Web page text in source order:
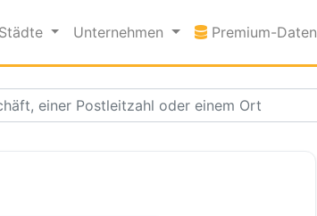
Städte Unternehmen Premium-Daten